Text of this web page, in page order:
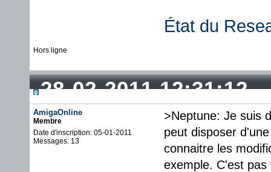
État du
Hors ligne
28-02-2011 12:31:12
AmigaOnline
Membre
Date d'inscription: 05-01-2011
Messages: 13
>Neptune: Je suis
peut disposer
connaitre les
exemple. C'est